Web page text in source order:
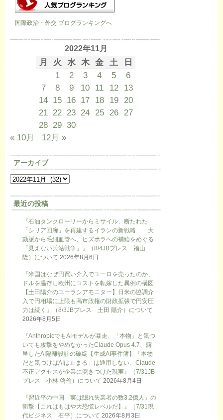
国際政治・外交 ブログランキングへ
2022年11月
月 火 水 木 金 土
日
1
2 3 4 5
6
7
8 9 10 11 12
13
14 15 16 17 18 19
20
21 22 23 24 25 26
27
28 29 30
« 10月
12月 »
アーカイブ
最近の投稿
『石油タンクローリーからミサイル、断たれた
「シリア回廊」を再建するイランの新戦略 大
動脈から毛細血管へ、ヒズボラへの補給をめぐる
「見えない兵站戦争」』（8/4JBプレス 福山
隆）について 2026年8月6日
『米国はなぜ円買い介入でユーロを売ったのか、
ドルを温存し欧州にコストを転嫁した異例の構図
【土田陽介のユーラシアモニター】日米の協調介
入で円相場に上限も高市政権の財政拡張で円安圧
力は続く』（8/3JBプレス 土田 陽介）について
2026年8月5日
『AnthropicでもAIモデルが暴走、「本物」と気づ
いても攻撃をやめなかったClaude Opus 4.7、露
呈したAI隔離設計の破綻【生成AI事件簿】「本物
だと気づけばAIは止まる」は通用しない、Claude
不正アクセスが企業に突きつけた現実』（7/31JB
プレス 小林 啓倫）について 2026年8月4日
『習近平の中国「実は隠れ失業者の数3.2億人」の
衝撃【これはもはや大恐慌レベルだ】』（7/31現
代ビジネス 石平）について 2026年8月3日